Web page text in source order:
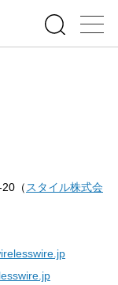
（ スタイル株式会